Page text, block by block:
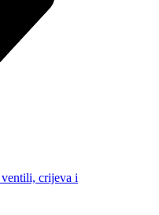
ventili, crijeva i